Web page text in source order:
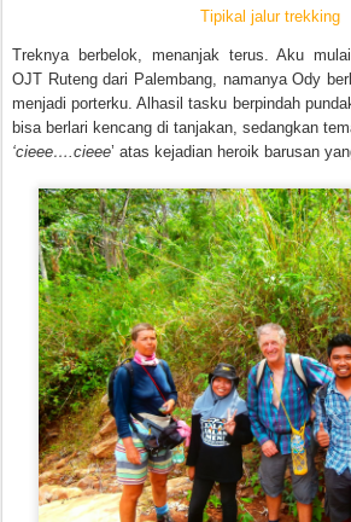
Tipikal jalur trekking
Treknya berbelok, menanjak terus. Aku
OJT Ruteng dari Palembang, namanya Ody
menjadi porterku. Alhasil tasku berpindah
bisa berlari kencang di tanjakan, sedangkan
‘cieee….cieee’ atas kejadian heroik barusan